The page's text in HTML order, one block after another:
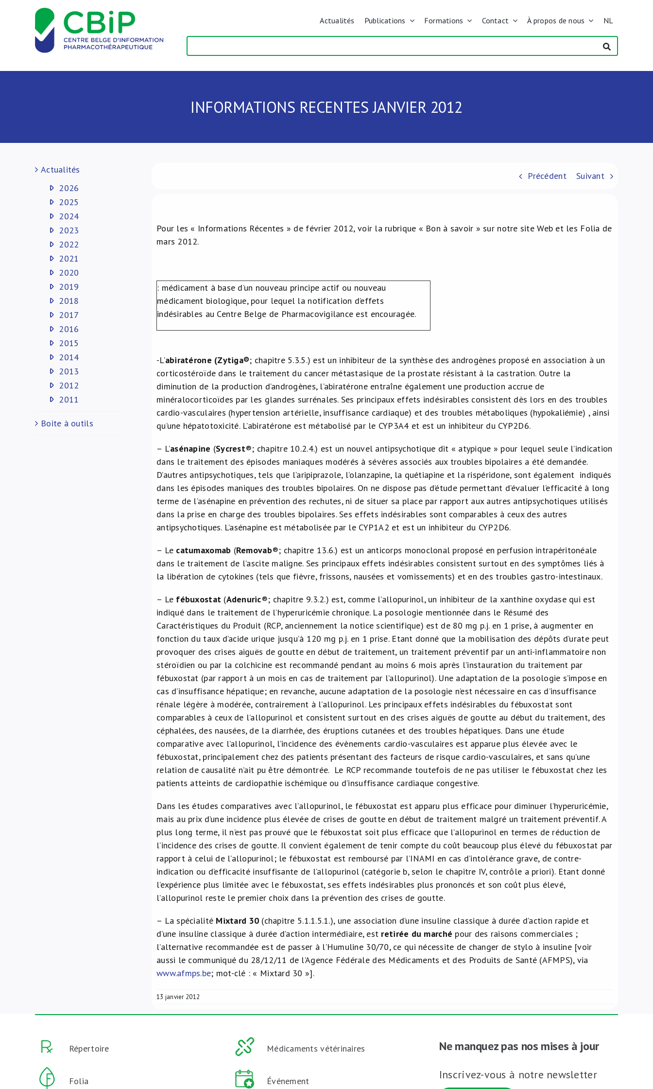
Actualités Publications Formations Contact À propos de nous NL
INFORMATIONS RECENTES JANVIER 2012
Précédent Suivant
Pour les « Informations Récentes » de février 2012, voir la rubrique « Bon à savoir » sur notre site Web et les Folia de
mars 2012.
: médicament à base d’un nouveau principe actif ou nouveau
médicament biologique, pour lequel la notification d’effets
indésirables au Centre Belge de Pharmacovigilance est encouragée.
-L’abiratérone (Zytiga®; chapitre 5.3.5.) est un inhibiteur de la synthèse des androgènes proposé en association à un
corticostéroïde dans le traitement du cancer métastasique de la prostate résistant à la castration. Outre la
diminution de la production d’androgènes, l’abiratérone entraîne également une production accrue de
minéralocorticoïdes par les glandes surrénales. Ses principaux effets indésirables consistent dès lors en des troubles
cardio-vasculaires (hypertension artérielle, insuffisance cardiaque) et des troubles métaboliques (hypokaliémie) , ainsi
qu’une hépatotoxicité. L’abiratérone est métabolisé par le CYP3A4 et est un inhibiteur du CYP2D6.
– L’asénapine (Sycrest®; chapitre 10.2.4.) est un nouvel antipsychotique dit « atypique » pour lequel seule l’indication
dans le traitement des épisodes maniaques modérés à sévères associés aux troubles bipolaires a été demandée.
D’autres antipsychotiques, tels que l’aripiprazole, l’olanzapine, la quétiapine et la rispéridone, sont également indiqués
dans les épisodes maniques des troubles bipolaires. On ne dispose pas d’étude permettant d’évaluer l’efficacité à long
terme de l’asénapine en prévention des rechutes, ni de situer sa place par rapport aux autres antipsychotiques utilisés
dans la prise en charge des troubles bipolaires. Ses effets indésirables sont comparables à ceux des autres
antipsychotiques. L’asénapine est métabolisée par le CYP1A2 et est un inhibiteur du CYP2D6.
– Le catumaxomab (Removab®; chapitre 13.6.) est un anticorps monoclonal proposé en perfusion intrapéritonéale
dans le traitement de l’ascite maligne. Ses principaux effets indésirables consistent surtout en des symptômes liés à
la libération de cytokines (tels que fièvre, frissons, nausées et vomissements) et en des troubles gastro-intestinaux.
– Le fébuxostat (Adenuric®; chapitre 9.3.2.) est, comme l’allopurinol, un inhibiteur de la xanthine oxydase qui est
indiqué dans le traitement de l’hyperuricémie chronique. La posologie mentionnée dans le Résumé des
Caractéristiques du Produit (RCP, anciennement la notice scientifique) est de 80 mg p.j. en 1 prise, à augmenter en
fonction du taux d’acide urique jusqu’à 120 mg p.j. en 1 prise. Etant donné que la mobilisation des dépôts d’urate peut
provoquer des crises aiguës de goutte en début de traitement, un traitement préventif par un anti-inflammatoire non
stéroïdien ou par la colchicine est recommandé pendant au moins 6 mois après l’instauration du traitement par
fébuxostat (par rapport à un mois en cas de traitement par l’allopurinol). Une adaptation de la posologie s’impose en
cas d’insuffisance hépatique; en revanche, aucune adaptation de la posologie n’est nécessaire en cas d’insuffisance
rénale légère à modérée, contrairement à l’allopurinol. Les principaux effets indésirables du fébuxostat sont
comparables à ceux de l’allopurinol et consistent surtout en des crises aiguës de goutte au début du traitement, des
céphalées, des nausées, de la diarrhée, des éruptions cutanées et des troubles hépatiques. Dans une étude
comparative avec l’allopurinol, l’incidence des évènements cardio-vasculaires est apparue plus élevée avec le
fébuxostat, principalement chez des patients présentant des facteurs de risque cardio-vasculaires, et sans qu’une
relation de causalité n’ait pu être démontrée. Le RCP recommande toutefois de ne pas utiliser le fébuxostat chez les
patients atteints de cardiopathie ischémique ou d’insuffisance cardiaque congestive.
Dans les études comparatives avec l’allopurinol, le fébuxostat est apparu plus efficace pour diminuer l’hyperuricémie,
mais au prix d’une incidence plus élevée de crises de goutte en début de traitement malgré un traitement préventif. A
plus long terme, il n’est pas prouvé que le fébuxostat soit plus efficace que l’allopurinol en termes de réduction de
l’incidence des crises de goutte. Il convient également de tenir compte du coût beaucoup plus élevé du fébuxostat par
rapport à celui de l’allopurinol; le fébuxostat est remboursé par l’INAMI en cas d’intolérance grave, de contre-
indication ou d’efficacité insuffisante de l’allopurinol (catégorie b, selon le chapitre IV, contrôle a priori). Etant donné
l’expérience plus limitée avec le fébuxostat, ses effets indésirables plus prononcés et son coût plus élevé,
l’allopurinol reste le premier choix dans la prévention des crises de goutte.
– La spécialité Mixtard 30 (chapitre 5.1.1.5.1.), une association d’une insuline classique à durée d’action rapide et
d’une insuline classique à durée d’action intermédiaire, est retirée du marché pour des raisons commerciales ;
l’alternative recommandée est de passer à l’Humuline 30/70, ce qui nécessite de changer de stylo à insuline [voir
aussi le communiqué du 28/12/11 de l’Agence Fédérale des Médicaments et des Produits de Santé (AFMPS), via
www.afmps.be; mot-clé : « Mixtard 30 »].
13 janvier 2012
Actualités
2026
2025
2024
2023
2022
2021
2020
2019
2018
2017
2016
2015
2014
2013
2012
2011
Boite à outils
Répertoire Médicaments vétérinaires
Folia Événement
Ne manquez pas nos mises à jour
Inscrivez-vous à notre newsletter